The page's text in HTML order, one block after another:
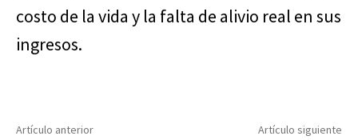
costo de la vida y la falta de alivio real en sus
ingresos.
Artículo anterior Artículo siguiente